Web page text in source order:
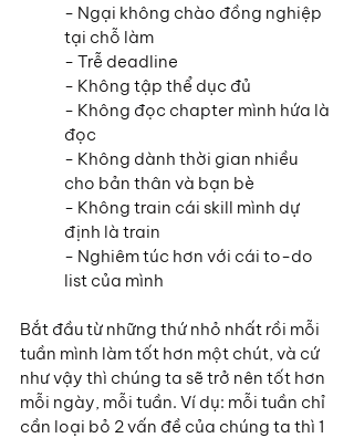
- Ngại không chào đồng nghiệp
tại chỗ làm
- Trễ deadline
- Không tập thể dục đủ
- Không đọc chapter mình hứa là
đọc
- Không dành thời gian nhiều
cho bản thân và bạn bè
- Không train cái skill mình dự
định là train
- Nghiêm túc hơn với cái to-do
list của mình
Bắt đầu từ những thứ nhỏ nhất rồi mỗi
tuần mình làm tốt hơn một chút, và cứ
như vậy thì chúng ta sẽ trở nên tốt hơn
mỗi ngày, mỗi tuần. Ví dụ: mỗi tuần chỉ
cần loại bỏ 2 vấn đề của chúng ta thì 1